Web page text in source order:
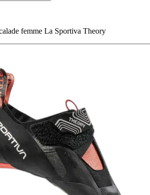
femme La Sportiva Theory